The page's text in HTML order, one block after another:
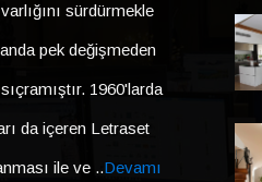
sürdürmekle
pek değişmeden
1960'larda
da içeren Letraset
ile ve ..Devamı